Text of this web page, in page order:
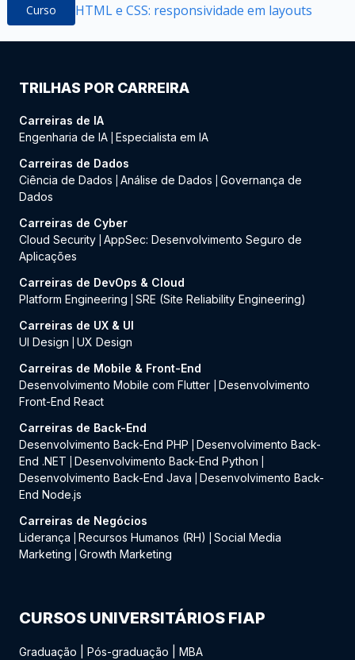
Curso HTML e CSS: responsividade em layouts
TRILHAS POR CARREIRA
Carreiras de IA
Engenharia de IA Especialista em IA
Carreiras de Dados
Ciência de Dados
Análise de Dados
Governança de
Dados
Carreiras de Cyber
Cloud Security AppSec: Desenvolvimento Seguro de
Aplicações
Carreiras de DevOps & Cloud
Platform Engineering
SRE (Site Reliability Engineering)
Carreiras de UX & UI
UI Design
UX Design
Carreiras de Mobile & Front-End
Desenvolvimento Mobile com Flutter
Desenvolvimento
Front-End React
Carreiras de Back-End
Desenvolvimento Back-End PHP
Desenvolvimento Back-
End .NET
Desenvolvimento Back-End Python
Desenvolvimento Back-End Java
Desenvolvimento Back-
End Node.js
Carreiras de Negócios
Liderança
Recursos Humanos (RH)
Social Media
Marketing
Growth Marketing
CURSOS UNIVERSITÁRIOS FIAP
Graduação Pós-graduação MBA